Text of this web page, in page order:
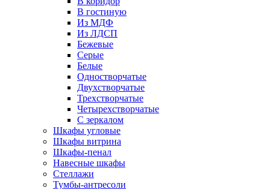
В гостиную
Из МДФ
Из ЛДСП
Бежевые
Серые
Белые
Одностворчатые
Двухстворчатые
Трехстворчатые
Четырехстворчатые
С зеркалом
Шкафы угловые
Шкафы витрина
Шкафы-пенал
Навесные шкафы
Стеллажи
Тумбы-антресоли